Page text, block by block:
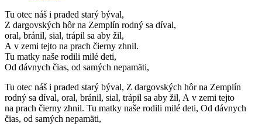
Tu otec náš i praded starý býval,
Z dargovských hôr na Zemplín rodný sa díval,
oral, bránil, sial, trápil sa aby žil,
A v zemi tejto na prach čierny zhnil.
Tu matky naše rodili milé deti,
Od dávnych čias, od samých nepamäti,
Tu otec náš i praded starý býval, Z dargovských hôr na Zemplín
rodný sa díval, oral, bránil, sial, trápil sa aby žil, A v zemi tejto
na prach čierny zhnil. Tu matky naše rodili milé deti, Od dávnych
čias, od samých nepamäti,